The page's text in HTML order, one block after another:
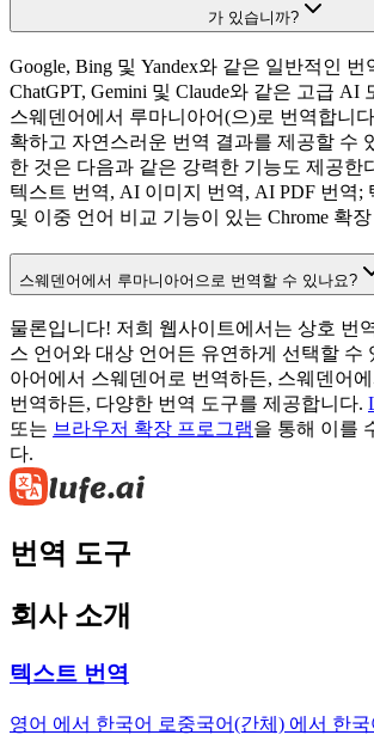
가 있습니까?
Google, Bing 및 Yandex와 같은 일반적인 번
ChatGPT, Gemini 및 Claude와 같은 고급 AI
스웨덴어에서 루마니아어(으)로 번역합니
확하고 자연스러운 번역 결과를 제공할 수
한 것은 다음과 같은 강력한 기능도 제공한
텍스트 번역, AI 이미지 번역, AI PDF 번역;
및 이중 언어 비교 기능이 있는 Chrome 확
스웨덴어에서 루마니아어으로 번역할 수 있나요?
물론입니다! 저희 웹사이트에서는 상호 번
스 언어와 대상 언어든 유연하게 선택할 수
아어에서 스웨덴어로 번역하든, 스웨덴어
번역하든, 다양한 번역 도구를 제공합니다.
또는 브라우저 확장 프로그램을 통해 이를
다.
번역 도구
회사 소개
텍스트 번역
영어 에서 한국어 로중국어(간체) 에서 한국